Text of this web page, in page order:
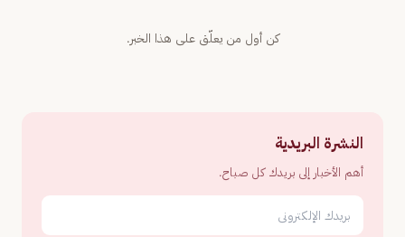
كن أول من يعلّق على هذا الخبر.
النشرة البريدية
أهم الأخبار إلى بريدك كل صباح.